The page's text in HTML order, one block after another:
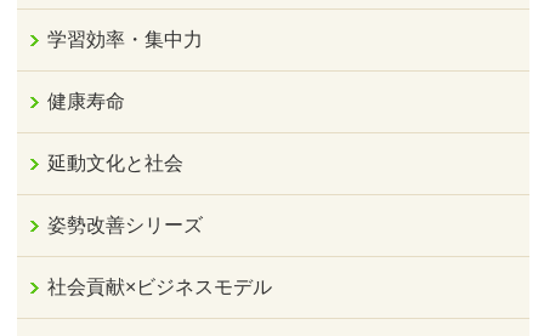
学習効率・集中力
健康寿命
延動文化と社会
姿勢改善シリーズ
社会貢献×ビジネスモデル